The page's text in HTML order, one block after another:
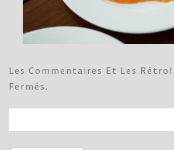
Les Commentaires Et Les
Fermés.